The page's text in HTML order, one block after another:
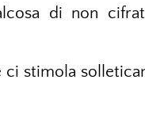
di non
stimola